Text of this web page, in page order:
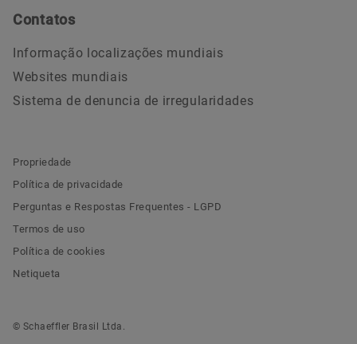
Contatos
Informação localizações mundiais
Websites mundiais
Sistema de denuncia de irregularidades
Propriedade
Política de privacidade
Perguntas e Respostas Frequentes - LGPD
Termos de uso
Política de cookies
Netiqueta
© Schaeffler Brasil Ltda.